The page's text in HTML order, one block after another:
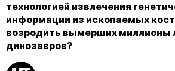
технологией извлечения
информации из ископаемых
возродить вымерших миллионы
динозавров?